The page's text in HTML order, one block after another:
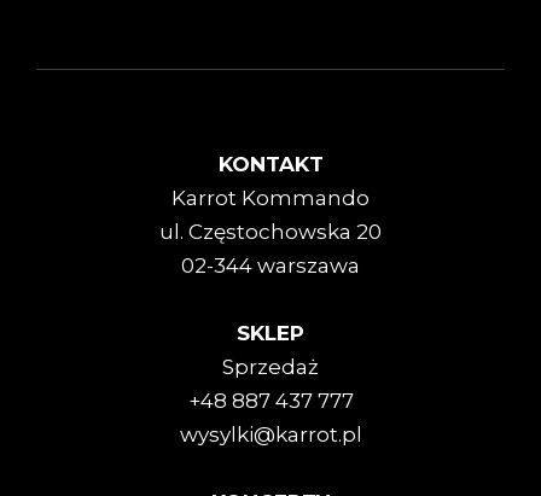
KONTAKT
Karrot Kommando
ul. Częstochowska 20
02-344 warszawa
SKLEP
Sprzedaż
+48 887 437 777
wysylki@karrot.pl